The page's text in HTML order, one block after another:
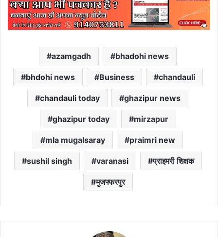
azamgadh bhadohi news
bhdohi news Business chandauli
chandauli today ghazipur news
ghazipur today mirzapur
mla mugalsaray praimri new
sushil singh varanasi प्राइमरी शिक्षक
मुजफ्फरपुर